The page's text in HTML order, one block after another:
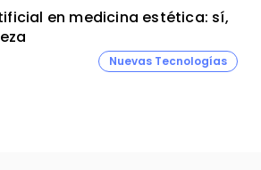
en medicina estética: sí,
Nuevas Tecnologías